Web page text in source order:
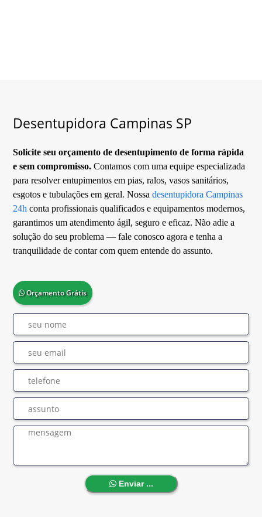
Desentupidora Campinas SP
Solicite seu orçamento de desentupimento de forma rápida
e sem compromisso. Contamos com uma equipe especializada
para resolver entupimentos em pias, ralos, vasos sanitários,
esgotos e tubulações em geral. Nossadesentupidora Campinas
24h conta profissionais qualificados e equipamentos modernos,
garantimos um atendimento ágil, seguro e eficaz. Não adie a
solução do seu problema — fale conosco agora e tenha a
tranquilidade de contar com quem entende do assunto.
Orçamento Grátis
Enviar ...